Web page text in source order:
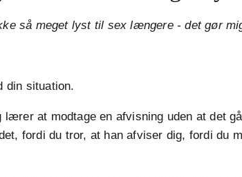
så meget lyst til sex længere - det gør
din situation.
lærer at modtage en afvisning uden at det
fordi du tror, at han afviser dig, fordi du